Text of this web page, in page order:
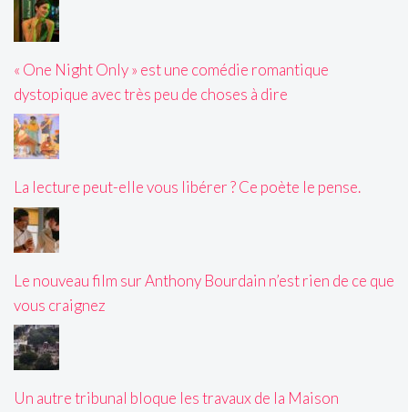
« One Night Only » est une comédie romantique
dystopique avec très peu de choses à dire
La lecture peut-elle vous libérer ? Ce poète le pense.
Le nouveau film sur Anthony Bourdain n’est rien de ce que
vous craignez
Un autre tribunal bloque les travaux de la Maison